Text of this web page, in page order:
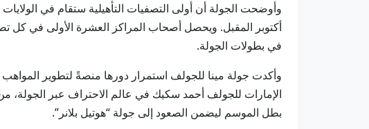
وأوضحت الجولة أن أولى التصفيات التأهيلية ستقام في
في بطولات الجولة.
وأكدت جولة مينا للجولف استمرار دورها منصةً لتطوير
الإمارات للجولف أحمد سكيك في عالم الاحتراف عبر الجولة،
بطل الموسم ليضمن الصعود إلى جولة “هوتيل بلانر”.